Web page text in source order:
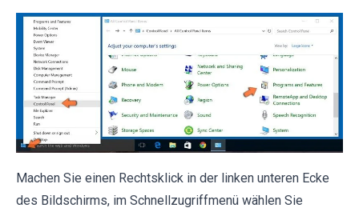
Machen Sie einen Rechtsklick in der linken unteren Ecke
des Bildschirms, im Schnellzugriffmenü wählen Sie